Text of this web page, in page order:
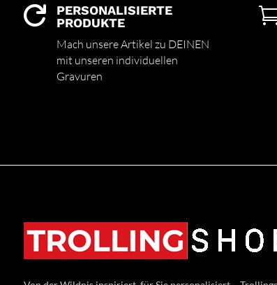

PERSONALISIERTE
PRODUKTE
Mach unsere Artikel zu DEINEN
mit unseren individuellen
Gravuren